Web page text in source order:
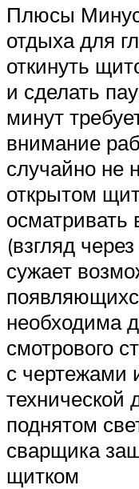
Плюсы
отдыха для
откинуть
и сделать
минут
внимание
случайно не
открытом
(взгляд
сужает
необходима
смотрового
с чертежами
технической
поднятом
сварщика
щитком